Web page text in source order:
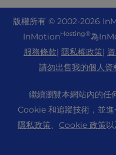
轉銷商託管
轉銷商VPS
定價
WordPress 網站建設者
Joomla 好客
Laravel 好客
Linux 主機
Magento 好客
Minecraft伺服器託管
PHP主機
+44 2045 763722
高級支援
支援中心
社區支援
WordPress 教程
關於我們
數據中心位置
洛杉磯數據中心
阿什本數據中心
阿姆斯特丹數據中心
壓
版權所有 © 2002-2026
InMotionHosting®為
服務條款| 隱私權政策|
請勿出售我的個人資
繼續瀏覽本網站內的任
Cookie 和追蹤技術，並
隱私政策、 Cookie 政策